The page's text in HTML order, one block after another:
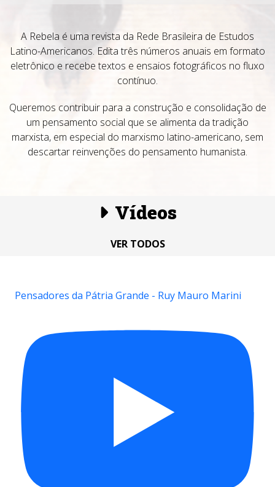
A Rebela é uma revista da Rede Brasileira de Estudos
Latino-Americanos. Edita três números anuais em formato
eletrônico e recebe textos e ensaios fotográficos no fluxo
contínuo.
Queremos contribuir para a construção e consolidação de
um pensamento social que se alimenta da tradição
marxista, em especial do marxismo latino-americano, sem
descartar reinvenções do pensamento humanista.
Vídeos
VER TODOS
Pensadores da Pátria Grande - Ruy Mauro Marini